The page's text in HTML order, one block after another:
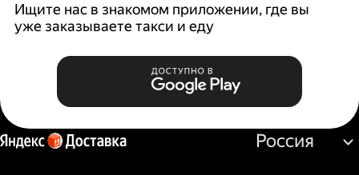
Ищите нас в знакомом приложении, где вы
уже заказываете такси и еду
Россия